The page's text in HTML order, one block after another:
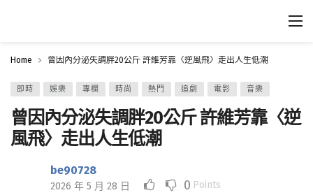
Home 曾因內分泌失調胖20公斤 許維芳靠〈逆風飛〉走出人生低潮
即時 娛樂 專欄 時尚 熱門 追劇 電影 音樂
曾因內分泌失調胖20公斤 許維芳靠〈逆
風飛〉走出人生低潮
be90728
2026 年 5 月 28 日 0 Points